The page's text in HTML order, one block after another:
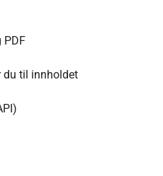
PDF
du til innholdet